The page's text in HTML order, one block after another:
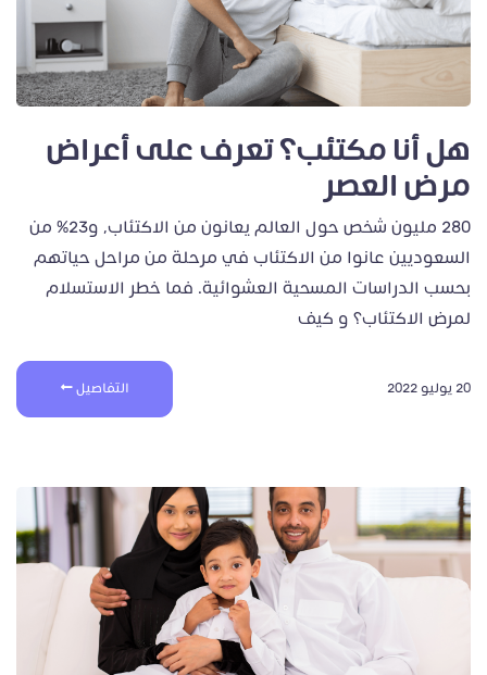
هل أنا مكتئب؟ تعرف على أعراض
مرض العصر
280 مليون شخص حول العالم يعانون من الاكتئاب، و23% من
السعوديين عانوا من الاكتئاب في مرحلة من مراحل حياتهم
بحسب الدراسات المسحية العشوائية. فما خطر الاستسلام
لمرض الاكتئاب؟ و كيف
20 يوليو 2022 التفاصيل